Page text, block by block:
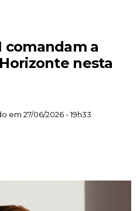
comandam a
nesta
em 27/06/2026 - 19h33